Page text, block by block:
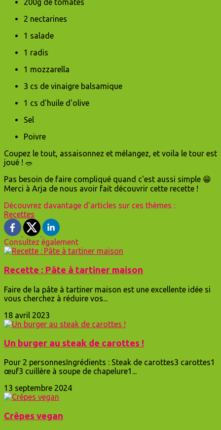
200g de tomates
2 nectarines
1 salade
1 radis
1 mozzarella
3 cs de vinaigre balsamique
1 cs d'huile d'olive
Sel
Poivre
Coupez le tout, assaisonnez et mélangez, et voila le tour est
joué ! 🥗
Pas besoin de faire compliqué quand c'est aussi simple 😁
Merci à Arja de nous avoir fait découvrir cette recette !
Découvrez davantage d'articles sur ces thèmes :
Recettes
Consultez également
Recette : Pâte à tartiner maison
Faire de la pâte à tartiner maison est une excellente idée si
vous cherchez à réduire vos...
18 avril 2023
Un burger au steak de carottes !
Pour 2 personnesIngrédients : Steak de carottes3 carottes1
œuf3 cuillère à soupe de chapelure1...
13 septembre 2024
Crêpes vegan